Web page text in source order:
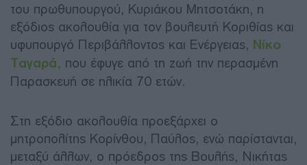
του πρωθυπουργού, Κυριάκου Μητσοτάκη, η
εξόδιος ακολουθία για τον βουλευτή Κοριθίας και
υφυπουργό Περιβάλλοντος και Ενέργειας, Νίκο
Ταγαρά, που έφυγε από τη ζωή την περασμένη
Παρασκευή σε ηλικία 70 ετών.
Στη εξόδιο ακολουθία προεξάρχει ο
μητροπολίτης Κορίνθου, Παύλος, ενώ παρίστανται,
μεταξύ άλλων, ο πρόεδρος της Βουλής, Νικήτας